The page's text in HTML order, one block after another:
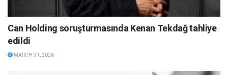
Can Holding soruşturmasında Kenan Tekdağ tahliye
edildi
MARCH 31, 2026